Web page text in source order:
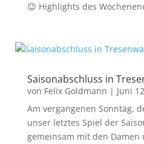
😉 Highlights des
Saisonabschluss in
von Felix Goldmann | Juni
Am vergangenen Sonntag,
unser letztes Spiel der
gemeinsam mit den Damen